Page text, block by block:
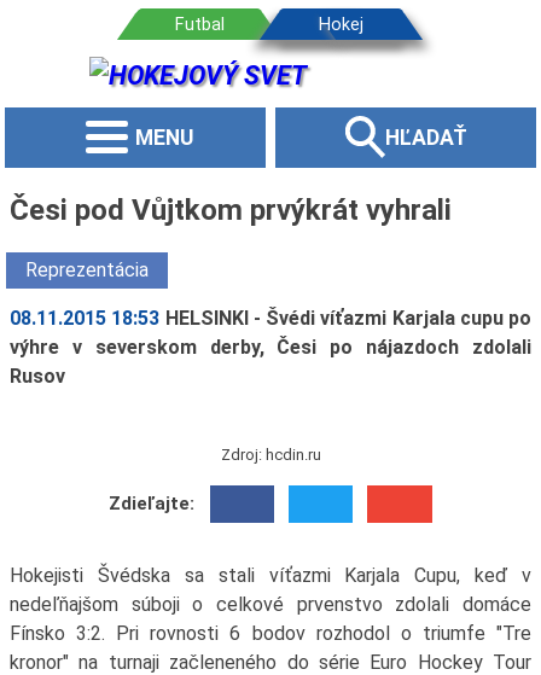
MENU HĽADAŤ
Česi pod Vůjtkom prvýkrát vyhrali
Reprezentácia
08.11.2015 18:53 HELSINKI - Švédi víťazmi Karjala cupu po
výhre v severskom derby, Česi po nájazdoch zdolali
Rusov
Zdroj: hcdin.ru
Zdieľajte:
Hokejisti Švédska sa stali víťazmi Karjala Cupu, keď v
nedeľňajšom súboji o celkové prvenstvo zdolali domáce
Fínsko 3:2. Pri rovnosti 6 bodov rozhodol o triumfe "Tre
kronor" na turnaji začleneného do série Euro Hockey Tour